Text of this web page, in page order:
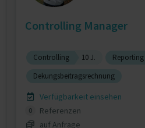
Controlling Manager
Controlling 10 J. Reporting
Dekungsbeitragsrechnung
Verfügbarkeit einsehen
0
Referenzen
auf Anfrage